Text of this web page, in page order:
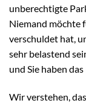
unberechtigte
Niemand möchte
verschuldet hat,
sehr belastend
und Sie haben
Wir verstehen,